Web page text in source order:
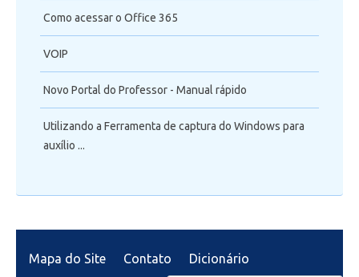
Como acessar o Office 365
VOIP
Novo Portal do Professor - Manual rápido
Utilizando a Ferramenta de captura do Windows para
auxílio ...
Mapa do Site Contato Dicionário